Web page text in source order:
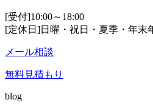
[受付]10:00～18:00
[定休日]日曜・祝日・夏季・年末
メール相談
無料見積もり
blog